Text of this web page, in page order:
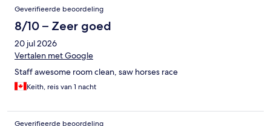
Geverifieerde beoordeling
8/10 – Zeer goed
20 jul 2026
Vertalen met Google
Staff awesome room clean, saw horses race
Keith, reis van 1 nacht
Geverifieerde beoordeling